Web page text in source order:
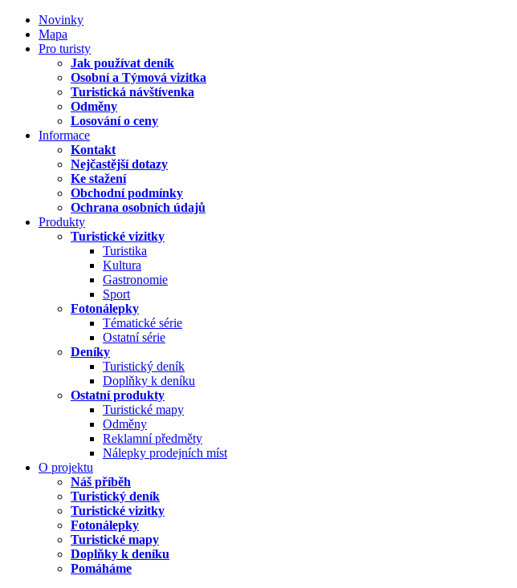
Novinky
Mapa
Pro turisty
Jak používat deník
Osobní a Týmová vizitka
Turistická návštívenka
Odměny
Losování o ceny
Informace
Kontakt
Nejčastější dotazy
Ke stažení
Obchodní podmínky
Ochrana osobních údajů
Produkty
Turistické vizitky
Turistika
Kultura
Gastronomie
Sport
Fotonálepky
Tématické série
Ostatní série
Deníky
Turistický deník
Doplňky k deníku
Ostatní produkty
Turistické mapy
Odměny
Reklamní předměty
Nálepky prodejních míst
O projektu
Náš příběh
Turistický deník
Turistické vizitky
Fotonálepky
Turistické mapy
Doplňky k deníku
Pomáháme